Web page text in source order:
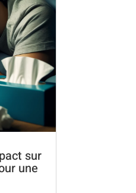
sur
une